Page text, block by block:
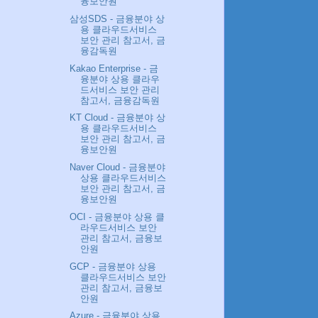
삼성SDS - 금융분야 상
용 클라우드서비스
보안 관리 참고서, 금
융감독원
Kakao Enterprise - 금
융분야 상용 클라우
드서비스 보안 관리
참고서, 금융감독원
KT Cloud - 금융분야 상
용 클라우드서비스
보안 관리 참고서, 금
융보안원
Naver Cloud - 금융분야
상용 클라우드서비스
보안 관리 참고서, 금
융보안원
OCI - 금융분야 상용 클
라우드서비스 보안
관리 참고서, 금융보
안원
GCP - 금융분야 상용
클라우드서비스 보안
관리 참고서, 금융보
안원
Azure - 금융분야 상용